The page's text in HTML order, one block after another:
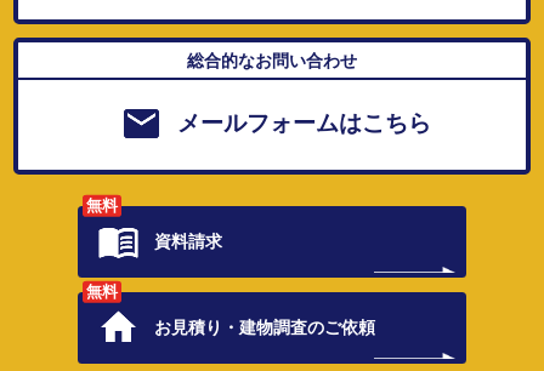
総合的なお問い合わせ
メールフォームはこちら
無料
資料請求
無料
お見積り・建物調査のご依頼